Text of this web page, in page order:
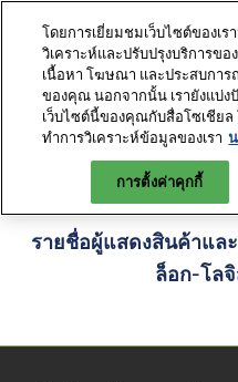
content
19-21 สิงหาคม 2569
ไบเทค กรุงเทพ
สำรองพื้น
ค้นหาผู้
รายชื่อผู้แสดงสินค้าแล
ล็อก-โล
โดยการเยี่ยมชมเว็บไซต์ของเ
วิเคราะห์และปรับปรุงบริการขอ
เนื้อหา โฆษณา และประสบกา
ของคุณ นอกจากนั้น เรายังแบ่ง
เว็บไซต์นี้ของคุณกับสื่อโซเชีย
ทำการวิเคราะห์ข้อมูลของเรา
การตั้งค่าคุกกี้